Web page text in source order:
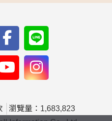
瀏覽量：1,683,823